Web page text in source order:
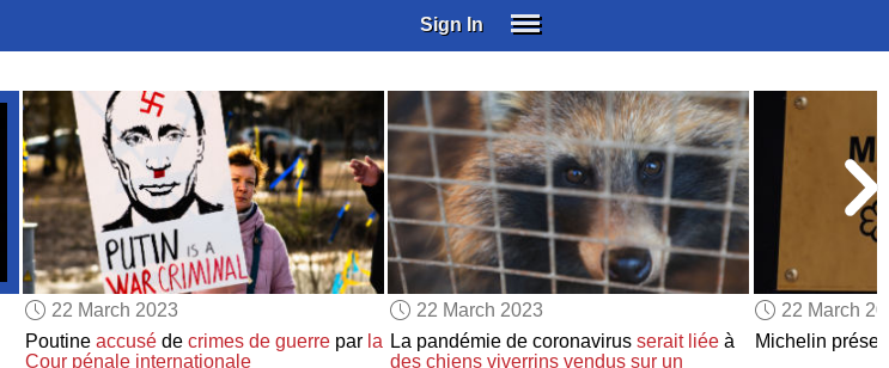
Sign In
SUBSCRIBE
EDUCATIONAL LICENSES
GIFT CARDS
OTHER LANGUAGES
ABOUT US
ALEXA
ADJUST COLORS
22 March 2023
Poutine accuséde crimes de guerrepar la
Cour pénale internationale
22 March 2023
La pandémie de coronavirus serait liéeà
des chiens viverrins vendus sur un
22 March
Michelin